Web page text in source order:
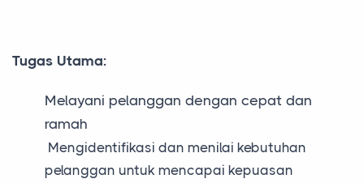
Tugas Utama:
Melayani pelanggan dengan cepat dan
ramah
Mengidentifikasi dan menilai kebutuhan
pelanggan untuk mencapai kepuasan